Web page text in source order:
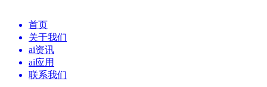
首页
关于我们
ai资讯
ai应用
联系我们